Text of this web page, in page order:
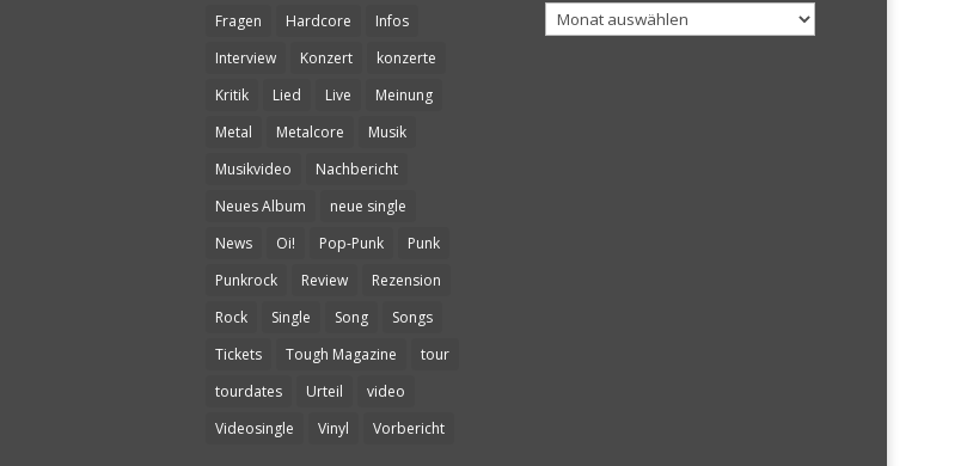
Fragen
Hardcore
Infos
Interview
Konzert
konzerte
Kritik
Lied Live
Meinung
Metal
Metalcore
Musik
Musikvideo
Nachbericht
Neues Album
neue single
News
Oi! Pop-Punk
Punk
Punkrock
Review
Rezension
Rock
Single Song
Songs
Tickets
Tough Magazine
tour
tourdates
Urteil
video
Videosingle
Vinyl Vorbericht
Archiv